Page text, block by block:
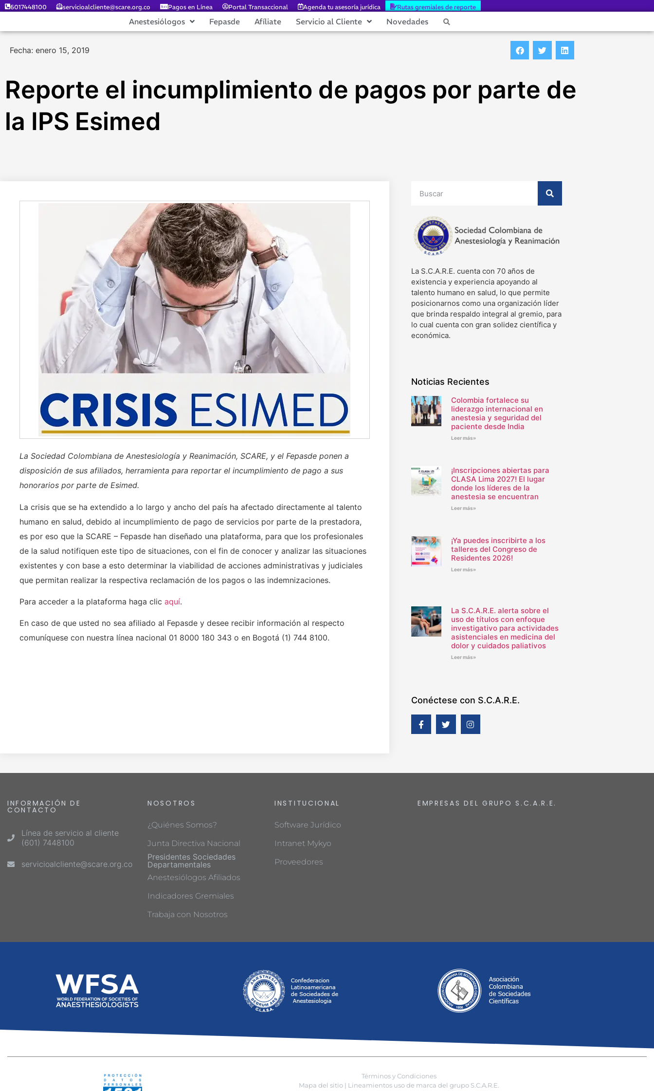
6017448100 servicioalcliente@scare.org.co Pagos en Línea Portal Transaccional Agenda tu asesoría jurídica Rutas gremiales de reporte
Anestesiólogos Fepasde Afíliate Servicio al Cliente Novedades
Fecha: enero 15, 2019
Reporte el incumplimiento de pagos por parte de
la IPS Esimed
La Sociedad Colombiana de Anestesiología y Reanimación, SCARE, y el Fepasde ponen a
disposición de sus afiliados, herramienta para reportar el incumplimiento de pago a sus
honorarios por parte de Esimed.
La crisis que se ha extendido a lo largo y ancho del país ha afectado directamente al talento
humano en salud, debido al incumplimiento de pago de servicios por parte de la prestadora,
es por eso que la SCARE – Fepasde han diseñado una plataforma, para que los profesionales
de la salud notifiquen este tipo de situaciones, con el fin de conocer y analizar las situaciones
existentes y con base a esto determinar la viabilidad de acciones administrativas y judiciales
que permitan realizar la respectiva reclamación de los pagos o las indemnizaciones.
Para acceder a la plataforma haga clic aquí.
En caso de que usted no sea afiliado al Fepasde y desee recibir información al respecto
comuníquese con nuestra línea nacional 01 8000 180 343 o en Bogotá (1) 744 8100.
La S.C.A.R.E. cuenta con 70 años de
existencia y experiencia apoyando al
talento humano en salud, lo que permite
posicionarnos como una organización líder
que brinda respaldo integral al gremio, para
lo cual cuenta con gran solidez científica y
económica.
Noticias Recientes
Colombia fortalece su
liderazgo internacional en
anestesia y seguridad del
paciente desde India
Leer más»
¡Inscripciones abiertas para
CLASA Lima 2027! El lugar
donde los líderes de la
anestesia se encuentran
Leer más»
¡Ya puedes inscribirte a los
talleres del Congreso de
Residentes 2026!
Leer más»
La S.C.A.R.E. alerta sobre el
uso de títulos con enfoque
investigativo para actividades
asistenciales en medicina del
dolor y cuidados paliativos
Leer más»
Conéctese con S.C.A.R.E.
INFORMACIÓN DE
CONTACTO
Línea de servicio al cliente
(601) 7448100
servicioalcliente@scare.org.co
NOSOTROS
¿Quiénes Somos?
Junta Directiva Nacional
Presidentes Sociedades
Departamentales
Anestesiólogos Afiliados
Indicadores Gremiales
Trabaja con Nosotros
INSTITUCIONAL
Software Jurídico
Intranet Mykyo
Proveedores
EMPRESAS DEL GRUPO S.C.A.R.E.
Términos y Condiciones
Mapa del sitio |
Lineamientos uso de marca del grupo S.C.A.R.E.